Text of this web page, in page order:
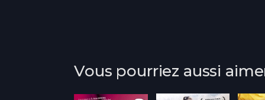
Vous pourriez aussi